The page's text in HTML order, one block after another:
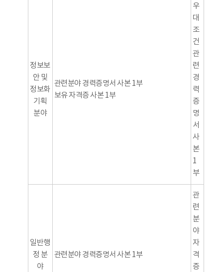
정보보
안 및
정보화
기획
분야
관련분야 경력증명서 사본 1부
보유 자격증 사본 1부
우
대
조
건
관
련
경
력
증
명
서
사
본
1
부
일반행
정 분
야
관련분야 경력증명서 사본 1부
관
련
분
야
자
격
증